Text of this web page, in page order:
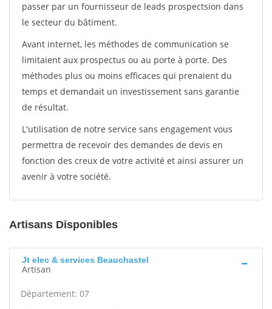
passer par un fournisseur de leads prospectsion dans
le secteur du bâtiment.
Avant internet, les méthodes de communication se
limitaient aux prospectus ou au porte à porte. Des
méthodes plus ou moins efficaces qui prenaient du
temps et demandait un investissement sans garantie
de résultat.
L'utilisation de notre service sans engagement vous
permettra de recevoir des demandes de devis en
fonction des creux de votre activité et ainsi assurer un
avenir à votre société.
Artisans Disponibles
Jt elec & services Beauchastel
Artisan
Département: 07